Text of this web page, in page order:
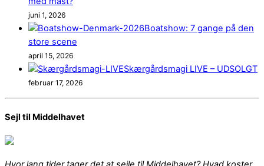
juni 1, 2026
Boatshow: 7 gange på den
store scene
april 15, 2026
Skærgårdsmagi LIVE – UDSOLGT
februar 17, 2026
Sejl til Middelhavet